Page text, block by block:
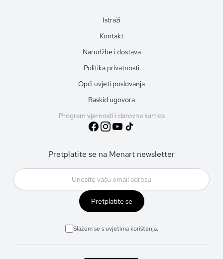
Istraži
Kontakt
Narudžbe i dostava
Politika privatnosti
Opći uvjeti poslovanja
Raskid ugovora
Program vjernosti i darovna kartica
Pretplatite se na Menart newsletter
Pretplatite se
Slažem se s uvjetima korištenja.